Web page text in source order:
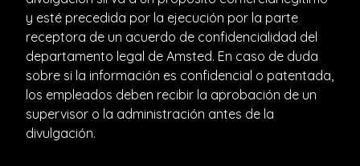
y esté precedida por la ejecución por la parte
receptora de un acuerdo de confidencialidad del
departamento legal de Amsted. En caso de duda
sobre si la información es confidencial o patentada,
los empleados deben recibir la aprobación de un
supervisor o la administración antes de la
divulgación.